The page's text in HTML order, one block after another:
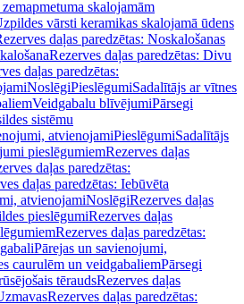
skalojamām
vārsti keramikas skalojamā ūdens
daļas paredzētas: Noskalošanas
Rezerves daļas paredzētas: Divu
daļas paredzētas:
NoslēgiPieslēgumiSadalītājs ar vītnes
Veidgabalu blīvējumiPārsegi
sistēmu
atvienojamiPieslēgumiSadalītājs
pieslēgumiemRezerves daļas
daļas paredzētas:
daļas paredzētas: Iebūvēta
atvienojamiNoslēgiRezerves daļas
pieslēgumiRezerves daļas
Rezerves daļas paredzētas:
Pārejas un savienojumi,
caurulēm un veidgabaliemPārsegi
tēraudsRezerves daļas
Rezerves daļas paredzētas: